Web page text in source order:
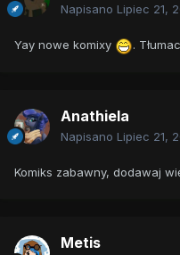
Napisano Lipiec 21,
Yay nowe komixy .
Anathiela
Napisano Lipiec 21,
Komiks zabawny, dodawaj
Metis